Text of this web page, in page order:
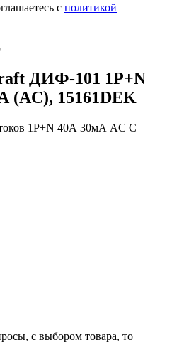
с политикой
ДИФ-101 1P+N
(AC), 15161DEK
1P+N 40А 30мА AC С
с выбором товара, то